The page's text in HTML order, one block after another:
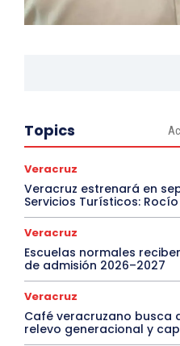
Topics
Veracruz
Veracruz estrenará en
Servicios Turísticos:
Veracruz
Escuelas normales
de admisión 2026–2027
Veracruz
Café veracruzano busca
relevo generacional y